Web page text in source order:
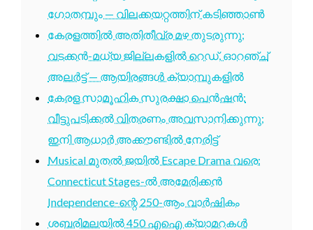
ഗോതമ്പും — വിലക്കയറ്റത്തിന് കടിഞ്ഞാൺ
കേരളത്തിൽ അതിതീവ്ര മഴ തുടരുന്നു;
വടക്കൻ-മധ്യ ജില്ലകളിൽ റെഡ്, ഓറഞ്ച്
അലർട്ട് — ആയിരങ്ങൾ ക്യാമ്പുകളിൽ
കേരള സാമൂഹിക സുരക്ഷാ പെൻഷൻ:
വീട്ടുപടിക്കൽ വിതരണം അവസാനിക്കുന്നു;
ഇനി ആധാർ അക്കൗണ്ടിൽ നേരിട്ട്
Musical മുതൽ ജയിൽ Escape Drama വരെ:
Connecticut Stages-ൽ അമേരിക്കൻ
Independence-ന്റെ 250-ആം വാർഷികം
ശബരിമലയിൽ 450 എഐ ക്യാമറകൾ